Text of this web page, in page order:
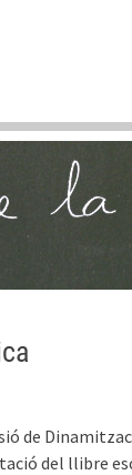
de
del llibre